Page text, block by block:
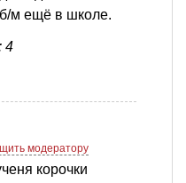
б/м ещё в школе.
4
модератору
корочки